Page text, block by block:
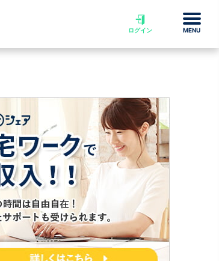
ログイン MENU